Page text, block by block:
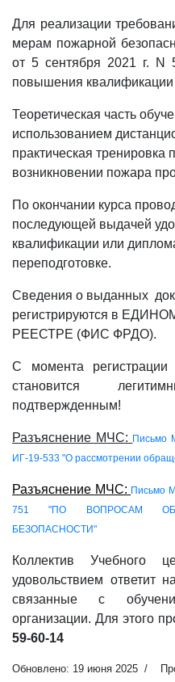
Для реализации
мерам пожарной
от 5 сентября 2021 г. N
повышения квалификации
Теоретическая часть
использованием
практическая тренировка
возникновении пожара
По окончании курса
последующей выдачей
квалификации или
переподготовке.
Сведения о выданных
регистрируются в
РЕЕСТРЕ (ФИС ФРДО).
С момента
становится
подтвержденным!
Разъяснение МЧС: Письмо
ИГ-19-533 "О рассмотрении
Разъяснение МЧС: Письмо
751 "ПО ВОПРОСАМ
БЕЗОПАСНОСТИ"
Коллектив Учебного
удовольствием ответит
связанные с
организации. Для этого
59-60-14
Обновлено: 19 июня 2025